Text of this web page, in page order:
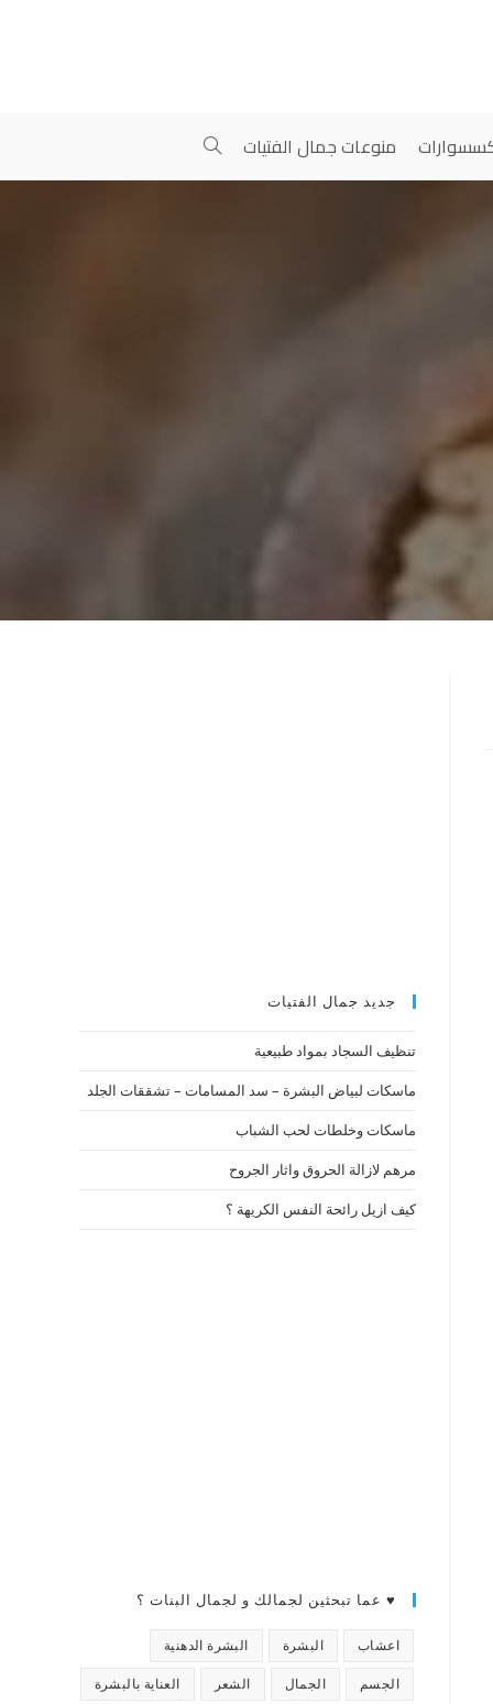
منوعات جمال الفتيات
جديد جمال الفتيات
تنظيف السجاد بمواد طبيعية
ماسكات لبياض البشرة – سد المسامات – تشققات الجلد
ماسكات وخلطات لحب الشباب
مرهم لازالة الحروق واثار الجروح
كيف ازيل رائحة النفس الكريهة ؟
♥ عما تبحثين لجمالك و لجمال البنات ؟
اعشاب البشرة البشرة الدهنية
الجسم الجمال الشعر العناية بالبشرة